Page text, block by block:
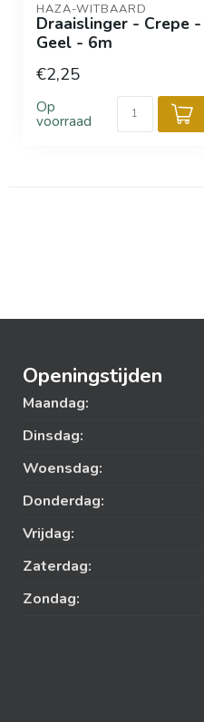
HAZA-WITBAARD
Draaislinger - Crepe -
Geel - 6m
€2,25
Op
voorraad
Openingstijden
Maandag:
Dinsdag:
Woensdag:
Donderdag:
Vrijdag:
Zaterdag:
Zondag: